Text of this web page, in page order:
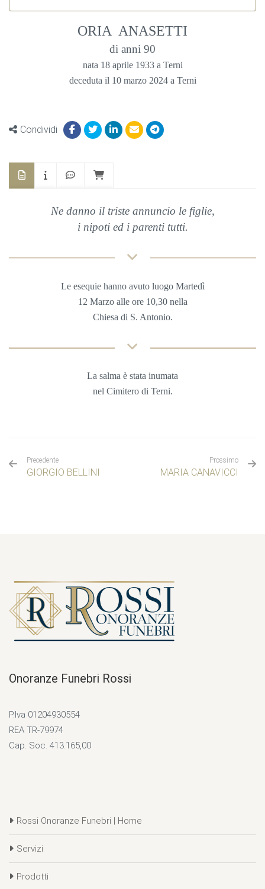
ORIA ANASETTI
di anni 90
nata 18 aprile 1933 a Terni
deceduta il 10 marzo 2024 a Terni
Condividi
Ne danno il triste annuncio le figlie,
i nipoti ed i parenti tutti.
Le esequie hanno avuto luogo Martedì
12 Marzo alle ore 10,30 nella
Chiesa di S. Antonio.
La salma è stata inumata
nel Cimitero di Terni.
Precedente
GIORGIO BELLINI
Prossimo
MARIA CANAVICCI
Onoranze Funebri Rossi
P.Iva 01204930554
REA TR-79974
Cap. Soc. 413.165,00
Rossi Onoranze Funebri | Home
Servizi
Prodotti